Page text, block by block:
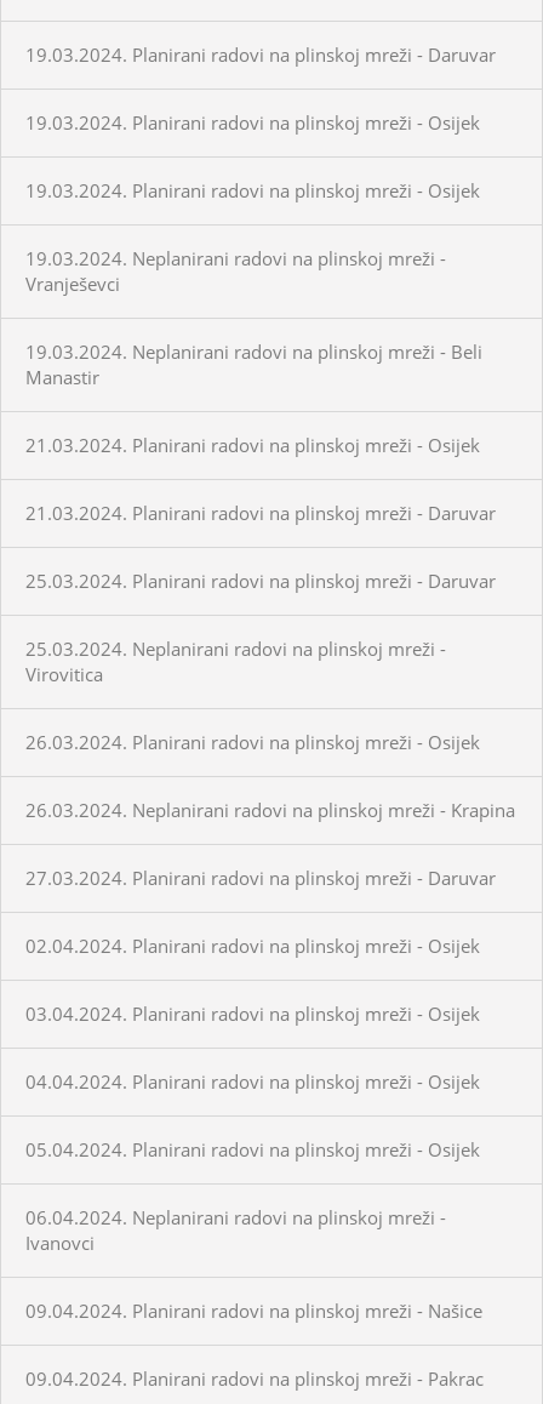
19.03.2024. Planirani radovi na plinskoj mreži - Daruvar
19.03.2024. Planirani radovi na plinskoj mreži - Osijek
19.03.2024. Planirani radovi na plinskoj mreži - Osijek
19.03.2024. Neplanirani radovi na plinskoj mreži -
Vranješevci
19.03.2024. Neplanirani radovi na plinskoj mreži - Beli
Manastir
21.03.2024. Planirani radovi na plinskoj mreži - Osijek
21.03.2024. Planirani radovi na plinskoj mreži - Daruvar
25.03.2024. Planirani radovi na plinskoj mreži - Daruvar
25.03.2024. Neplanirani radovi na plinskoj mreži -
Virovitica
26.03.2024. Planirani radovi na plinskoj mreži - Osijek
26.03.2024. Neplanirani radovi na plinskoj mreži - Krapina
27.03.2024. Planirani radovi na plinskoj mreži - Daruvar
02.04.2024. Planirani radovi na plinskoj mreži - Osijek
03.04.2024. Planirani radovi na plinskoj mreži - Osijek
04.04.2024. Planirani radovi na plinskoj mreži - Osijek
05.04.2024. Planirani radovi na plinskoj mreži - Osijek
06.04.2024. Neplanirani radovi na plinskoj mreži -
Ivanovci
09.04.2024. Planirani radovi na plinskoj mreži - Našice
09.04.2024. Planirani radovi na plinskoj mreži - Pakrac